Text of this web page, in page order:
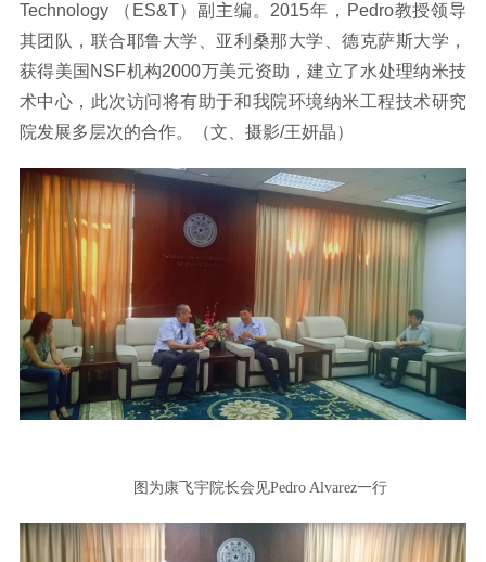
Technology （ES&T）副主编。2015年，Pedro教授领导
其团队，联合耶鲁大学、亚利桑那大学、德克萨斯大学，
获得美国NSF机构2000万美元资助，建立了水处理纳米技
术中心，此次访问将有助于和我院环境纳米工程技术研究
院发展多层次的合作。（文、摄影/王妍晶）
图为康飞宇院长会见Pedro Alvarez一行